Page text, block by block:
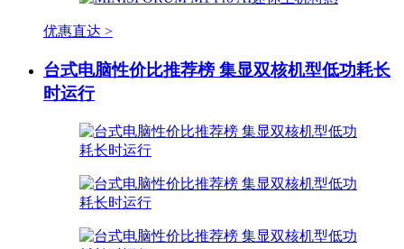
优惠直达 >
台式电脑性价比推荐榜 集显双核机型低功耗长
时运行